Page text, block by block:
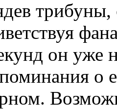
трибуны,
он уже
о